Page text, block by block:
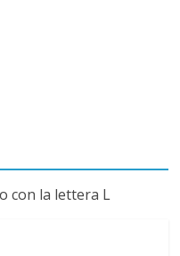
con la lettera L